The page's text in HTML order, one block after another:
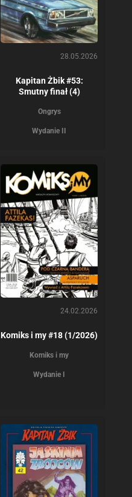
28.05.2026
Kapitan Żbik #53:
Smutny finał (4)
Ongrys
Wydanie II
24.02.2026
Komiks i my #18 (1/2026)
Komiks i my
Wydanie I